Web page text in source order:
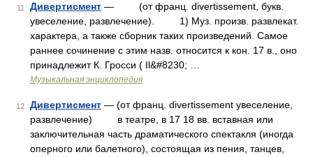
11 Дивертисмент — (от франц. divertissement, букв.
увеселение, развлечение). 1) Муз. произв. развлекат.
характера, а также сборник таких произведений. Самое
раннее сочинение с этим назв. относится к кон. 17 в., оно
принадлежит К. Гросси ( Il&#8230; …
Музыкальная энциклопедия
12 Дивертисмент — (от франц. divertissement увеселение,
развлечение) в театре, в 17 18 вв. вставная или
заключительная часть драматического спектакля (иногда
оперного или балетного), состоящая из пения, танцев,